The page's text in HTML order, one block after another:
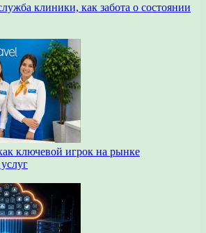
клиники, как забота о состоянии
ключевой игрок на рынке